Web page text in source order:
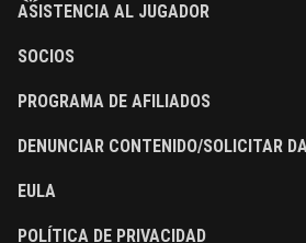
ASISTENCIA AL JUGADOR
SOCIOS
PROGRAMA DE AFILIADOS
DENUNCIAR CONTENIDO/SOLICITAR
EULA
POLÍTICA DE PRIVACIDAD